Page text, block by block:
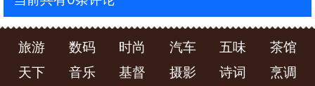
旅游 数码 时尚 汽车 五味
茶馆
天下
音乐 基督 摄影 诗词 烹调